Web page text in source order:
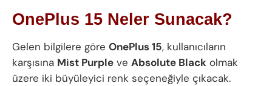
OnePlus 15 Neler Sunacak?
Gelen bilgilere göre OnePlus 15, kullanıcıların
karşısına Mist Purple ve Absolute Black olmak
üzere iki büyüleyici renk seçeneğiyle çıkacak.